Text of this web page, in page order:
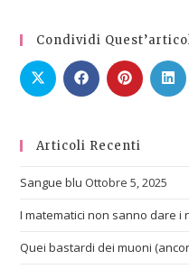
Condividi
Articoli Recenti
Sangue blu Ottobre 5, 2025
I matematici non sanno dare i
Quei bastardi dei muoni